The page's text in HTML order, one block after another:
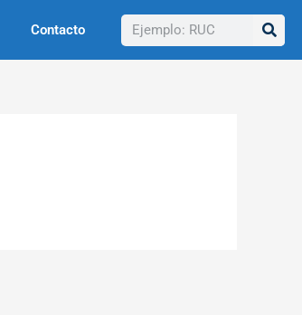
Contacto Buscar